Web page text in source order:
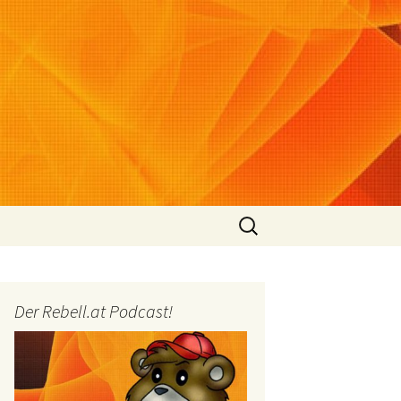
Suchen
nach:
Der Rebell.at Podcast!